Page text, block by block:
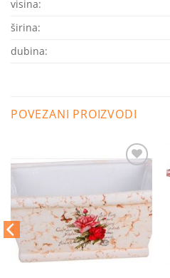
visina:
širina:
dubina:
POVEZANI PROIZVODI
listu
želja